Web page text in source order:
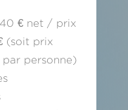
€ net / prix
(soit prix
par personne)